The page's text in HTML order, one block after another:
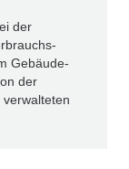
der
Gebäude­
der
verwalteten